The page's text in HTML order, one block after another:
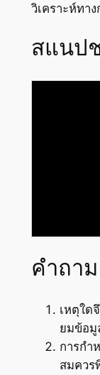
วิเคราะห์ทา
สแนป
คำถาม
เหตุใด
ยมข้อมู
การกำ
สมควร